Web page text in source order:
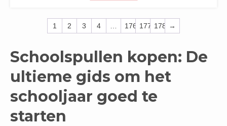
1 2 3 4 176 177 178 →
Schoolspullen kopen: De
ultieme gids om het
schooljaar goed te
starten